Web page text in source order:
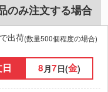
のみ注文する場合
出荷(数量500個程度の場合)
8 月7日(金)